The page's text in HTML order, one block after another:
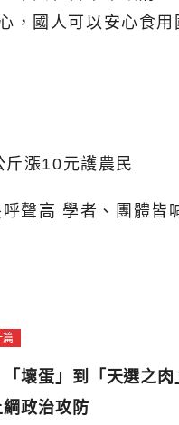
，國人可以安心食用
漲10元護農民
聲高 學者、團體皆
篇
「壞蛋」到「天選之
政治攻防